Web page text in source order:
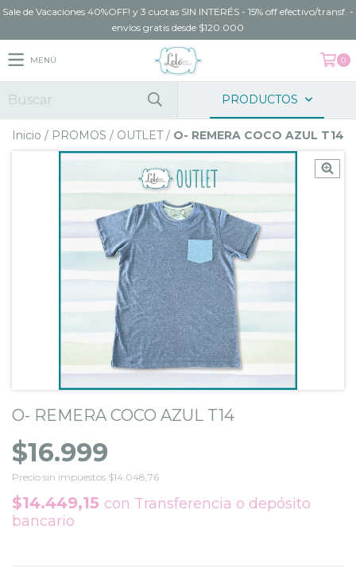
Sale de Vacaciones 40%OFF! y 3 cuotas SIN INTERÉS - 15% off efectivo/transf. -
envíos gratis desde $120.000
MENÚ 0
PRODUCTOS
Inicio / PROMOS / OUTLET / O- REMERA COCO AZUL T14
O- REMERA COCO AZUL T14
$16.999
Precio sin impuestos $14.048,76
$14.449,15 con Transferencia o depósito
bancario